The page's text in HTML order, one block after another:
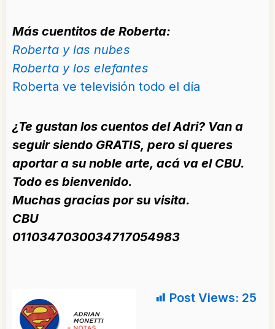
Más cuentitos de Roberta:
Roberta y las nubes
Roberta y los elefantes
Roberta ve televisión todo el día
¿Te gustan los cuentos del Adri? Van a
seguir siendo GRATIS, pero si queres
aportar a su noble arte, acá va el CBU.
Todo es bienvenido.
Muchas gracias por su visita.
CBU
0110347030034717054983
Post Views: 25